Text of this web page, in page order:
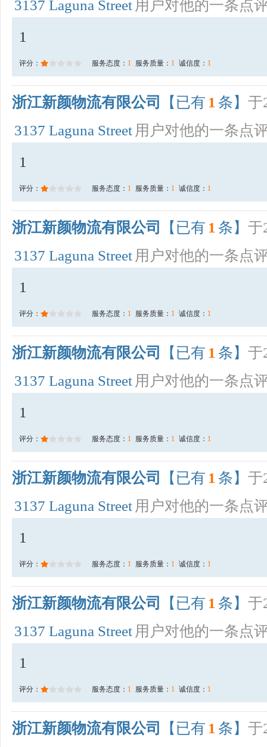
3137 Laguna Street 用户对他的一条点
1
评分： 服务态度： 1 服务质量： 1 诚信度： 1
浙江新颜物流有限公司 【已有 1 条】 于
3137 Laguna Street 用户对他的一条点
1
评分： 服务态度： 1 服务质量： 1 诚信度： 1
浙江新颜物流有限公司 【已有 1 条】 于
3137 Laguna Street 用户对他的一条点
1
评分： 服务态度： 1 服务质量： 1 诚信度： 1
浙江新颜物流有限公司 【已有 1 条】 于
3137 Laguna Street 用户对他的一条点
1
评分： 服务态度： 1 服务质量： 1 诚信度： 1
浙江新颜物流有限公司 【已有 1 条】 于
3137 Laguna Street 用户对他的一条点
1
评分： 服务态度： 1 服务质量： 1 诚信度： 1
浙江新颜物流有限公司 【已有 1 条】 于
3137 Laguna Street 用户对他的一条点
1
评分： 服务态度： 1 服务质量： 1 诚信度： 1
浙江新颜物流有限公司 【已有 1 条】 于